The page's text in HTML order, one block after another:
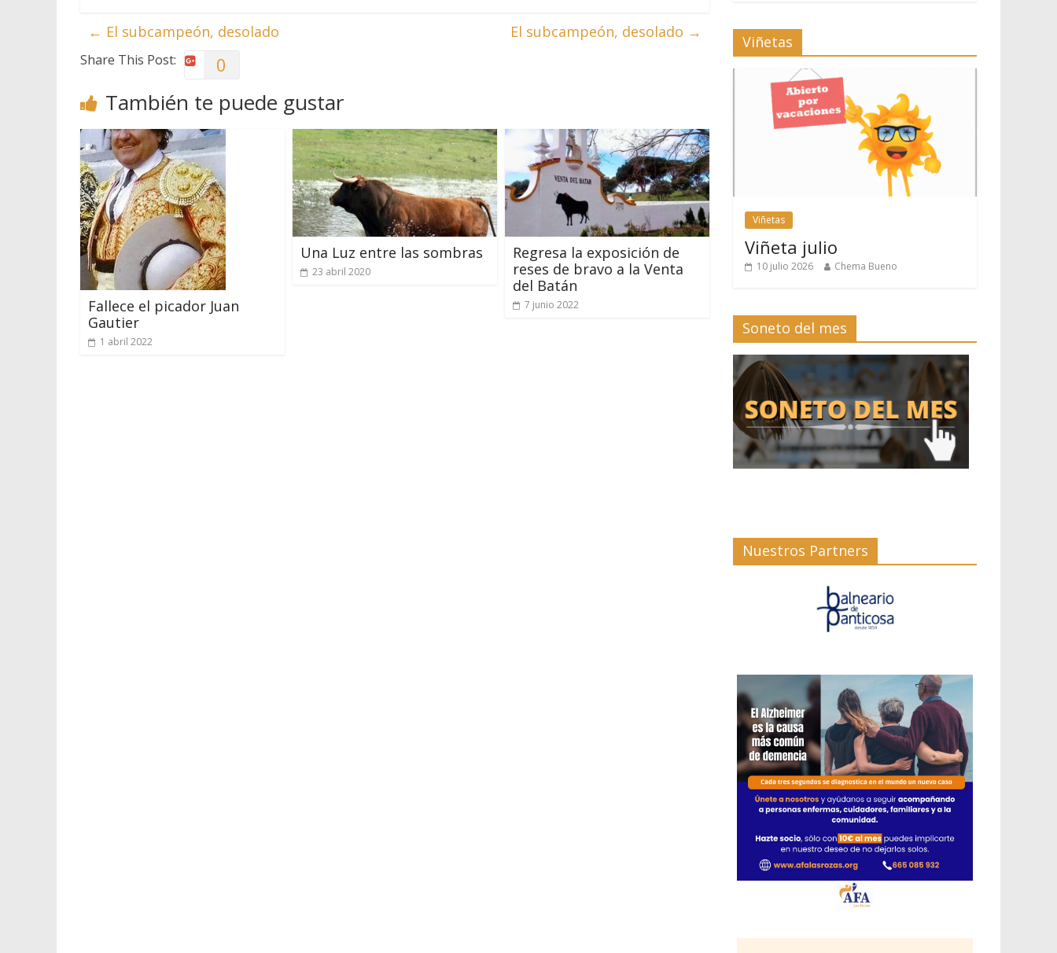
← El subcampeón, desolado El subcampeón, desolado →
Share This Post: 0
También te puede gustar
Fallece el picador Juan
Gautier
1 abril 2022
Una Luz entre las sombras
23 abril 2020
Regresa la exposición de
reses de bravo a la Venta
del Batán
7 junio 2022
Viñetas
Viñetas
Viñeta julio
10 julio 2026 Chema Bueno
Soneto del mes
Nuestros Partners